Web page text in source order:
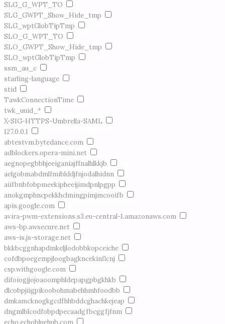
SLG_G_WPT_TO
SLG_GWPT_Show_Hide_tmp
SLG_wptGlobTipTmp
SLO_G_WPT_TO
SLO_GWPT_Show_Hide_tmp
SLO_wptGlobTipTmp
ssm_au_c
starling-language
stid
TawkConnectionTime
twk_uuid_*
X-SIG-HTTPS-Umbrella-SAML
127.0.0.1
abtestvm.bytedance.com
adblockers.opera-mini.net
aegnopegbbhjeeiganiajffnalhlkkjb
aelgobmabdmlfmiblddjfnjodalhidnn
aiifbnbfobpmeekipheeijimdpnlpgpp
anokgmphncpekkhclmingpimjmcooifb
apis.google.com
avira-pwm-extensions.s3.eu-central-1.amazonaws.com
aws-bp.awsecure.net
aws-is.js-storage.net
bkkbcggnhapdmkeljlodobbkopceiche
cofdbpoegempjloogbagkncekinflcnj
csp.withgoogle.com
difoiogjjojoaoomphldepapgpbgkhkb
dlcobpjiigpikoobohmabehhmhfoodbb
dmkamcknogkgcdfhhbddcghachkejeap
dngmlblcodfobpdpecaadgfbcggfjfnm